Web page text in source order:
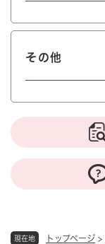
現在地 トップページ >
その他